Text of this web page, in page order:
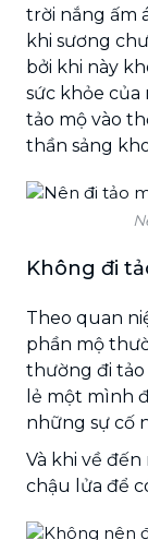
trời nắng ấm
khi sương
bởi khi này
sức khỏe của
tảo mộ vào
thần sảng
Không đi
Theo quan
phần mộ
thường đi
lẻ một mình
những sự cố
Và khi về
chậu lửa để